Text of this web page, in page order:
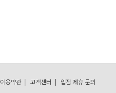
이용약관 | 고객센터 | 입점 제휴 문의